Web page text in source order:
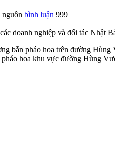
nguồn bình luận 999
doanh nghiệp và đối tác Nhật
hoa khu vực đường Hùng